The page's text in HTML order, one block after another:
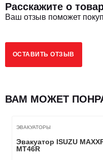
Расскажите о
Ваш отзыв поможет
ОСТАВИТЬ ОТЗЫВ
ВАМ МОЖЕТ
ЭВАКУАТОРЫ
Эвакуатор ISUZU
MT46R